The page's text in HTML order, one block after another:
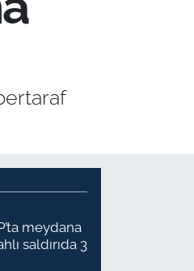
meydana
saldırıda 3